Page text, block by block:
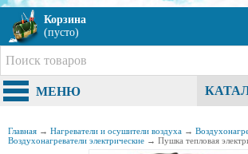
Корзина
(пусто)
МЕНЮ
Главная → Нагреватели и осушители воздуха →
Воздухонагреватели электрические → Пушка тепловая